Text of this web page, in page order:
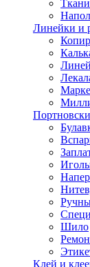
Линейки и
Шило
Клей и